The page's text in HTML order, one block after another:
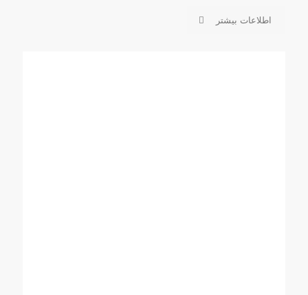
اطلاعات بیشتر